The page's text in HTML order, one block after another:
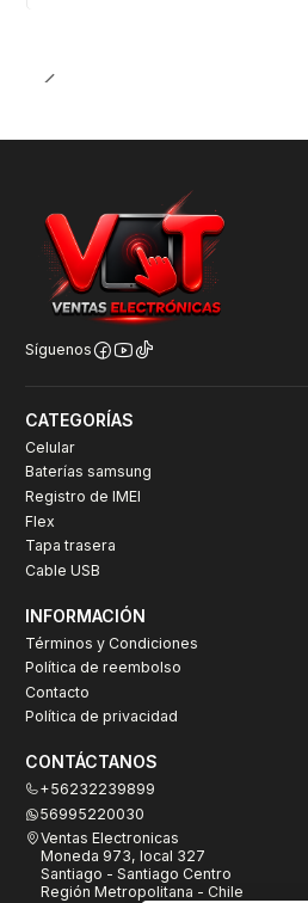
Síguenos
CATEGORÍAS
Celular
Baterías samsung
Registro de IMEI
Flex
Tapa trasera
Cable USB
INFORMACIÓN
Términos y Condiciones
Política de reembolso
Contacto
Política de privacidad
CONTÁCTANOS
+56232239899
56995220030
Ventas Electronicas
Moneda 973, local 327
Santiago - Santiago Centro
Región Metropolitana - Chile